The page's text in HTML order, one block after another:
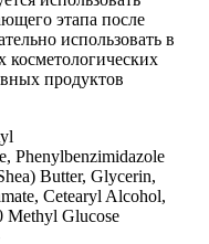
этапа после
использовать в
косметологических
продуктов
Phenylbenzimidazole
Butter, Glycerin,
Cetearyl Alcohol,
Methyl Glucose